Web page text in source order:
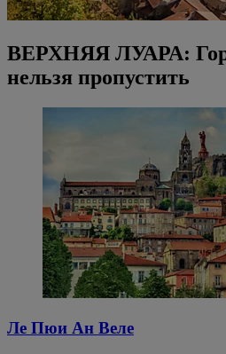
ВЕРХНЯЯ ЛУАРА:
нельзя пропустить
Ле Пюи Ан Веле